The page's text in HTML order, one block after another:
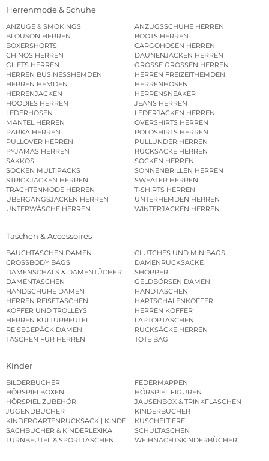
Herrenmode & Schuhe
ANZÜGE & SMOKINGS
ANZUGSSCHUHE HERREN
BLOUSON HERREN
BOOTS HERREN
BOXERSHORTS
CARGOHOSEN HERREN
CHINOS HERREN
DAUNENJACKEN HERREN
GILETS HERREN
GROSSE GRÖSSEN HERREN
HERREN BUSINESSHEMDEN
HERREN FREIZEITHEMDEN
HERREN HEMDEN
HERRENHOSEN
HERRENJACKEN
HERRENSNEAKER
HOODIES HERREN
JEANS HERREN
LEDERHOSEN
LEDERJACKEN HERREN
MÄNTEL HERREN
OVERSHIRTS HERREN
PARKA HERREN
POLOSHIRTS HERREN
PULLOVER HERREN
PULLUNDER HERREN
PYJAMAS HERREN
RUCKSÄCKE HERREN
SAKKOS
SOCKEN HERREN
SOCKEN MULTIPACKS
SONNENBRILLEN HERREN
STRICKJACKEN HERREN
SWEATER HERREN
TRACHTENMODE HERREN
T-SHIRTS HERREN
ÜBERGANGSJACKEN HERREN
UNTERHEMDEN HERREN
UNTERWÄSCHE HERREN
WINTERJACKEN HERREN
Taschen & Accessoires
BAUCHTASCHEN DAMEN
CLUTCHES UND MINIBAGS
CROSSBODY BAGS
DAMENRUCKSÄCKE
DAMENSCHALS & DAMENTÜCHER
SHOPPER
DAMENTASCHEN
GELDBÖRSEN DAMEN
HANDSCHUHE DAMEN
HANDTASCHEN
HERREN REISETASCHEN
HARTSCHALENKOFFER
KOFFER UND TROLLEYS
HERREN KOFFER
HERREN KULTURBEUTEL
LAPTOPTASCHEN
REISEGEPÄCK DAMEN
RUCKSÄCKE HERREN
TASCHEN FÜR HERREN
TOTE BAG
Kinder
BILDERBÜCHER
FEDERMAPPEN
HÖRSPIELBOXEN
HÖRSPIEL FIGUREN
HÖRSPIEL ZUBEHÖR
JAUSENBOX & TRINKFLASCHEN
JUGENDBÜCHER
KINDERBÜCHER
KINDERGARTENRUCKSACK | KINDERGARTENBEUTEL
KUSCHELTIERE
SACHBÜCHER & KINDERLEXIKA
SCHULTASCHEN
TURNBEUTEL & SPORTTASCHEN
WEIHNACHTSKINDERBÜCHER